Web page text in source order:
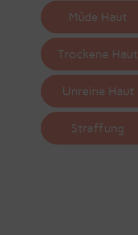
Müde Haut
Trockene Haut
Unreine Haut
Straffung